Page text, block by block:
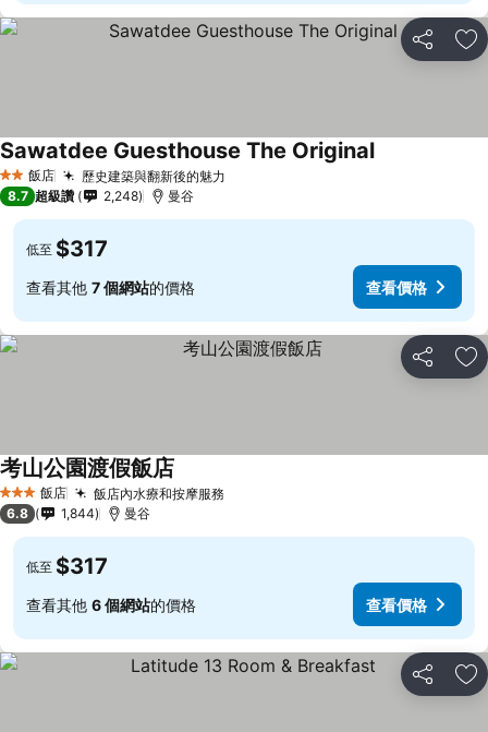
分享 加
2 星級飯店 歷史建築與翻新後的魅力
Sawatdee Guesthouse The Original
8.7 超級讚 2,248 曼谷
低至 $317
查看其他 7 個網站的價格 查看價格
分享 加
3 星級 飯店 飯店內水療和按摩服務
考山公園渡假飯店
6.8 1,844 曼谷
低至 $317
查看其他 6 個網站的價格 查看價格
分享 加